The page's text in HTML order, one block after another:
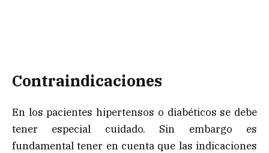
Contraindicaciones
En los pacientes hipertensos o diabéticos se debe
tener especial cuidado. Sin embargo es
fundamental tener en cuenta que las indicaciones